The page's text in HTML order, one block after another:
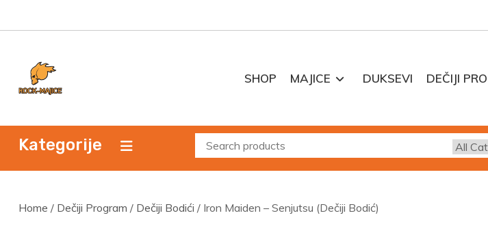
to
SHOP MAJICE DUKSEVI DEČIJI
Kategorije
Home / Dečiji Program / Dečiji Bodići / Iron Maiden – Senjutsu (Dečiji Bodić)